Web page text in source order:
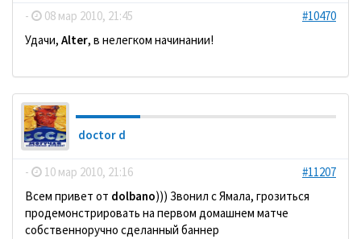
- 08 мар 2010, 21:45
#10470
Удачи, Alter, в нелегком начинании!
doctor d
- 10 мар 2010, 21:16
#11207
Всем привет от dolbano))) Звонил с Ямала, грозиться
продемонстрировать на первом домашнем матче
собственноручно сделанный баннер